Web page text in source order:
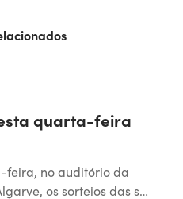
quarta-feira
feira, no auditório da
os sorteios das s…